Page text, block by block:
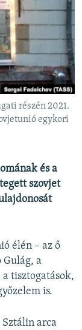
részén 2021.
egykori
és a
szovjet
élén – az ő
a
tisztogatások,
is.
arca